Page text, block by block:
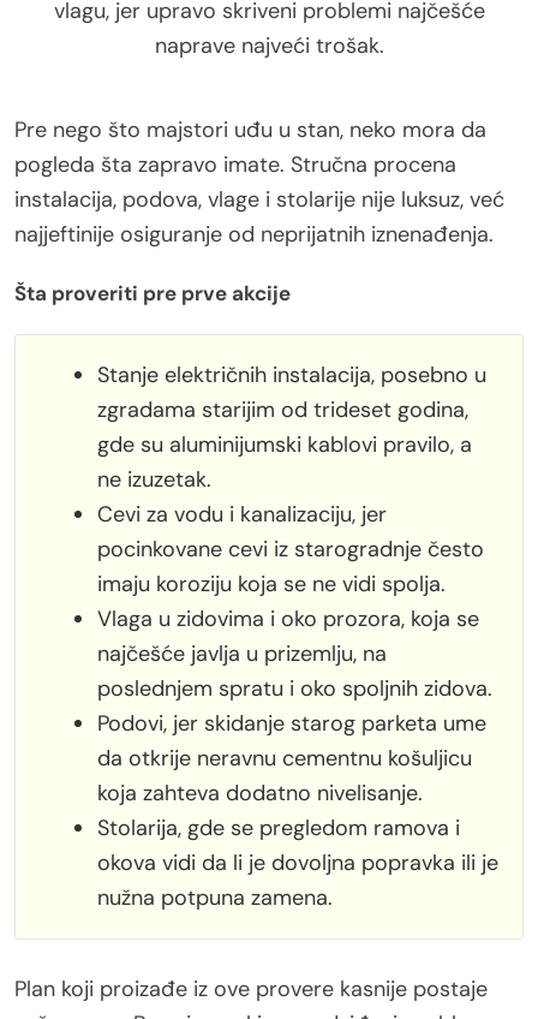
vlagu, jer upravo skriveni problemi najčešće
naprave najveći trošak.
Pre nego što majstori uđu u stan, neko mora da
pogleda šta zapravo imate. Stručna procena
instalacija, podova, vlage i stolarije nije luksuz, već
najjeftinije osiguranje od neprijatnih iznenađenja.
Šta proveriti pre prve akcije
Stanje električnih instalacija, posebno u
zgradama starijim od trideset godina,
gde su aluminijumski kablovi pravilo, a
ne izuzetak.
Cevi za vodu i kanalizaciju, jer
pocinkovane cevi iz starogradnje često
imaju koroziju koja se ne vidi spolja.
Vlaga u zidovima i oko prozora, koja se
najčešće javlja u prizemlju, na
poslednjem spratu i oko spoljnih zidova.
Podovi, jer skidanje starog parketa ume
da otkrije neravnu cementnu košuljicu
koja zahteva dodatno nivelisanje.
Stolarija, gde se pregledom ramova i
okova vidi da li je dovoljna popravka ili je
nužna potpuna zamena.
Plan koji proizađe iz ove provere kasnije postaje